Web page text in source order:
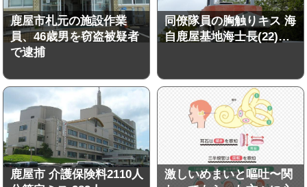
鹿屋市札元の施設作業
員、46歳男を窃盗被疑者
で逮捕
同僚隊員の胸触りキス 海
自鹿屋基地海士長(22)…
鹿屋市 介護保険料2110人
激しいめまいと嘔吐〜関